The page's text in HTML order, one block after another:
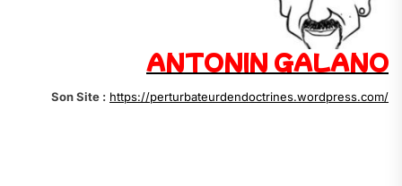
ANTONIN GALANO
Son Site : https://perturbateurdendoctrines.wordpress.com/